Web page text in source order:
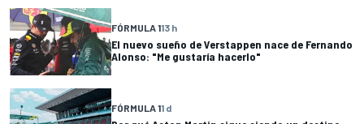
FÓRMULA 113 h
El nuevo sueño de Verstappen nace de Fernando
Alonso: "Me gustaría hacerlo"
FÓRMULA 11 d